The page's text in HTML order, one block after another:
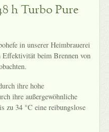
h Turbo Pure
in unserer Heimbrauerei
Effektivität beim Brennen von
ihre hohe
ihre außergewöhnliche
zu 34 °C eine reibungslose